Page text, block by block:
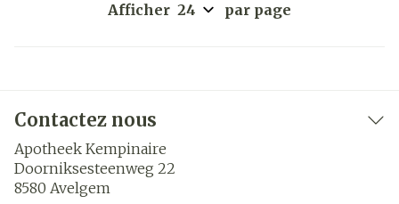
Afficher par page
Contactez nous
Apotheek Kempinaire
Doorniksesteenweg 22
8580 Avelgem